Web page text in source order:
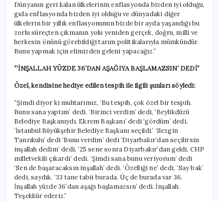
Dünyanın geri kalan ülkelerinin enflasyonda bizden iyi olduğu,
gıda enflasyonda bizden iyi olduğu ve dünyadaki diğer
ülkelerin bir yıllık enflasyonunun bizde bir ayda yaşandığı bu
zorlu süreçten çıkmanın yolu yeniden gerçek, doğru, milli ve
herkesin önünü görebildiği tarım politikalarıyla mümkündür.
Bunu yapmak için elimizden geleni yapacağız.”
“‘İNŞALLAH YÜZDE 36’DAN AŞAĞIYA BAŞLAMAZSIN’ DEDİ”
Özel, kendisine hediye edilen tespih ile ilgili şunları söyledi:
“Şimdi diyor ki muhtarımız, ‘Bu tespih, çok özel bir tespih.
Bunu sana yaptım’ dedi. ‘Birinci verdim’ dedi, ‘Beylikdüzü
Belediye Başkanıydı, Ekrem Başkanı’ dedi ‘gördüm’ dedi,
‘İstanbul Büyükşehir Belediye Başkanı seçildi.’ ‘Sezgin
Tanrıkulu’ dedi ‘Bunu verdim’ dedi ‘Diyarbakır’dan seçilirsin
inşallah dedim’ dedi. ‘25 sene sonra Diyarbakır’dan geldi, CHP
milletvekili çıkardı’ dedi. ‘Şimdi sana bunu veriyorum’ dedi
‘Sen de başaracaksın inşallah’ dedi. ‘Özelliği ne’ dedi, ‘Say bak’
dedi, saydık. ‘33 tane tabii burada. Üç de burada var 36.
İnşallah yüzde 36’dan aşağı başlamazsın’ dedi. İnşallah.
Teşekkür ederiz.”